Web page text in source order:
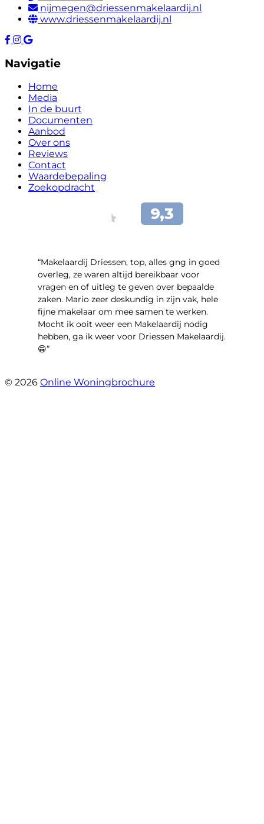
nijmegen@driessenmakelaardij.nl
www.driessenmakelaardij.nl
Navigatie
Home
Media
In de buurt
Documenten
Aanbod
Over ons
Reviews
Contact
Waardebepaling
Zoekopdracht
“Makelaardij Driessen, top, alles gng in goed
overleg, ze waren altijd bereikbaar voor
vragen en of uitleg te geven over bepaalde
zaken. Mario zeer deskundig in zijn vak, hele
fijne makelaar om mee samen te werken.
Mocht ik ooit weer een Makelaardij nodig
hebben, ga ik weer voor Driessen Makelaardij.
😁”
© 2026 Online Woningbrochure